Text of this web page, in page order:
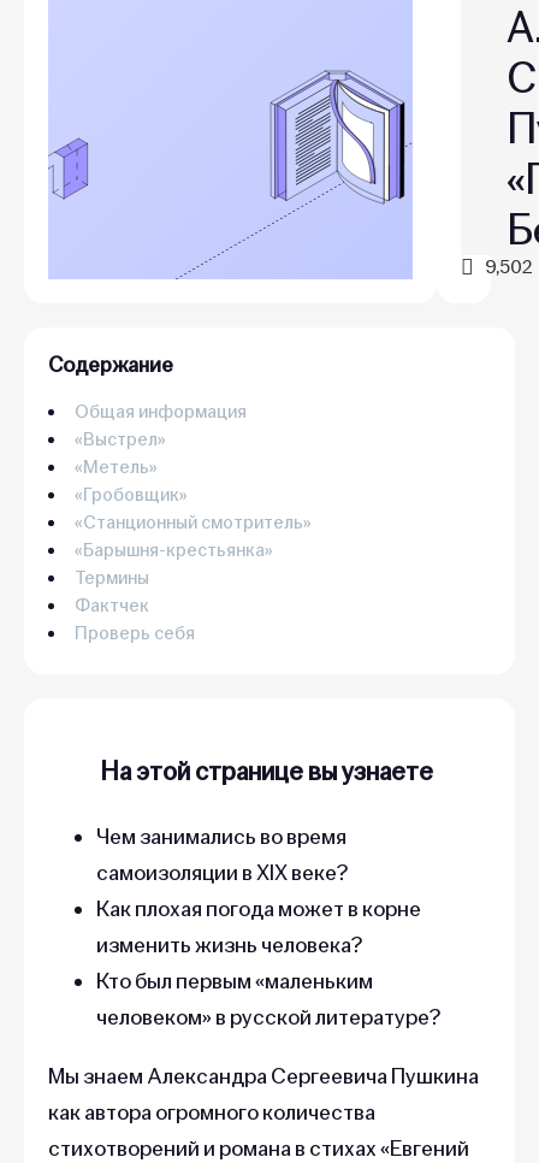
9,502
Содержание
Общая информация
«Выстрел»
«Метель»
«Гробовщик»
«Станционный смотритель»
«Барышня-крестьянка»
Термины
Фактчек
Проверь себя
На этой странице вы узнаете
Чем занимались во время
самоизоляции в XIX веке?
Как плохая погода может в корне
изменить жизнь человека?
Кто был первым «маленьким
человеком» в русской литературе?
Мы знаем Александра Сергеевича Пушкина
как автора огромного количества
стихотворений и романа в стихах «Евгений